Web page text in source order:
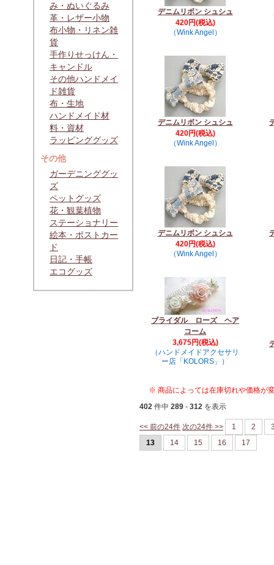
み・ぬいぐるみ
革・レザー小物
布小物・リネン雑
貨
手作りせっけん・
キャンドル
その他ハンドメイ
ド雑貨
布・生地
ハンドメイド材
料・資材
ラッピンググッズ
その他
ガーデニンググッ
ズ
ペットグッズ
花・観葉植物
ステーショナリー
絵本・ポストカー
ド
日記・手帳
エコグッズ
デニムリボン シュシュ
420円(税込)
（Wink Angel）
デニムリボン シュシュ
420円(税込)
（Wink Angel）
デニムリボン シュシュ
420円(税込)
（Wink Angel）
ブライダル ローズ ヘア
コーム
3,675円(税込)
（ハンドメイドアクセサリ
ー店「KOLORS」）
※ 商品によっては在庫切れや価格が
402 件中 289 - 312 を表示
<< 前の24件 次の24件 >> 1 2
13
14 15 16 17